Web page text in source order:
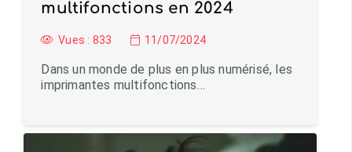
multifonctions en 2024
Vues : 833 11/07/2024
Dans un monde de plus en plus numérisé, les
imprimantes multifonctions…